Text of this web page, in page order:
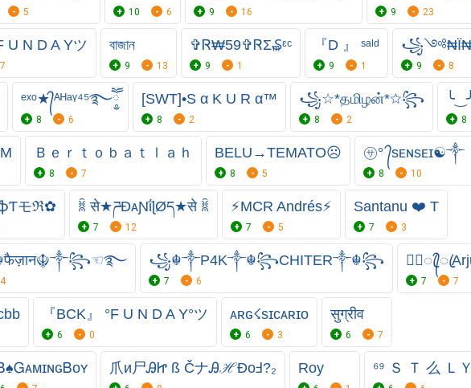
5 10 6 9 16 9 23
U N D A Yツ
7
বাজান
9 13
✞Ꮢ₩59✞ᏒΣ₷ᵋᶜ
9 1
『D 』 ˢᵃˡᵈ
9 1 9 8
ᵉˣᵒ★᭄ᴬᴴᵃᵞ⁴⁵࿐ཽ༵
8 6
[SWT]•S α K U R α™
8 2
꧁☆*தமிழன்*☆꧂
8 2 8
Ｂｅｒｔｏｂａｔｌａｈ
8 7
BELU→ㅤTEㅤMATO☹
8 5
㋚° ᭄sᴇɴsᴇɪ☯༒
8 10
モℜ✿ ꐠ से★ཌĐᴀƝΐɭØད★से ꐠ
7 12
⚡MCR Andrés⚡
7 5
Santanu ❤️ T
7 3
4
꧁☬༒P4K༒☬꧂CHITER༒☬꧂
7 6 7 7
『BCK』 °F U N D A Y°ツ
6 0
ᴀʀɢ☇sɪᴄᴀʀɪᴏ
6 3
सुग्रीव
6 7
ㅤᏴᴏʏ 爪и尸ᎯᏥ ß ČナᎯℋĐоℲ?₂ Roy ⁶⁹ Ｓ Ｔ 么 Ｌ